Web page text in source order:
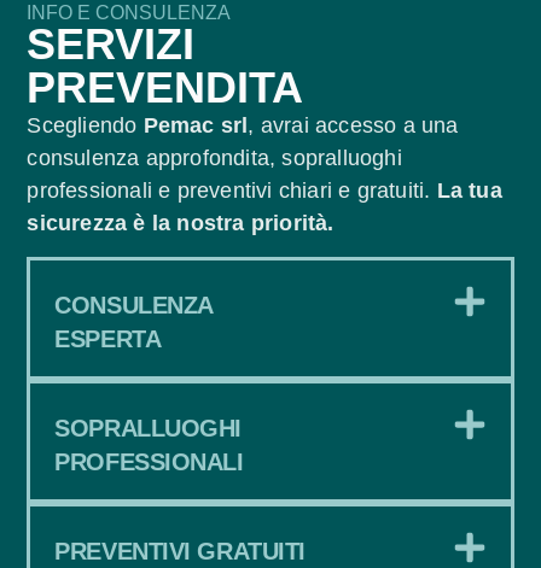
INFO E CONSULENZA
SERVIZI
PREVENDITA
Scegliendo Pemac srl, avrai accesso a una
consulenza approfondita, sopralluoghi
professionali e preventivi chiari e gratuiti. La tua
sicurezza è la nostra priorità.
CONSULENZA
ESPERTA
SOPRALLUOGHI
PROFESSIONALI
PREVENTIVI GRATUITI